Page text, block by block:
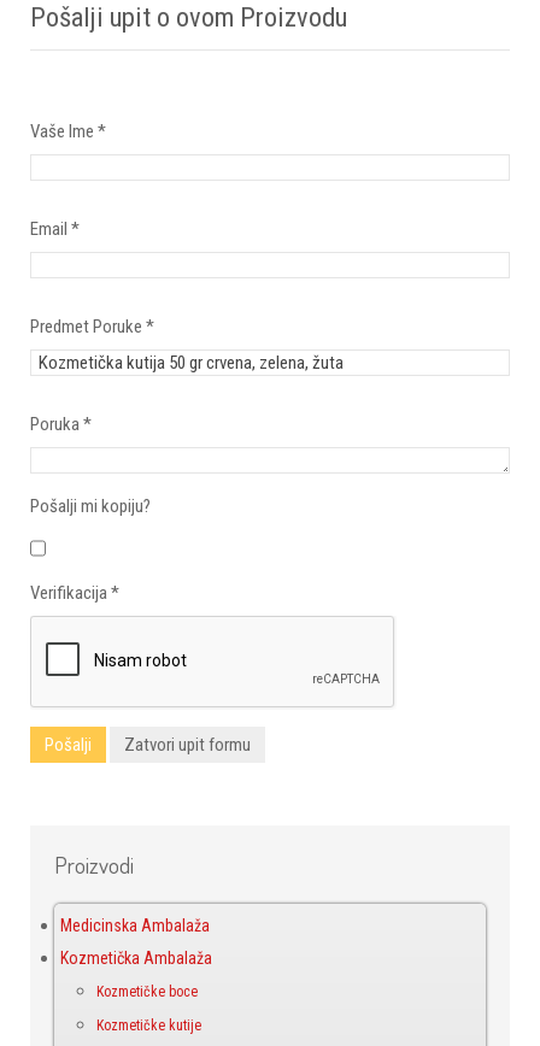
Pošalji upit o ovom Proizvodu
Vaše Ime *
Email *
Predmet Poruke *
Poruka*
Pošalji mi kopiju?
Verifikacija*
Pošalji Zatvori upit formu
Proizvodi
Medicinska Ambalaža
Kozmetička Ambalaža
Kozmetičke boce
Kozmetičke kutije